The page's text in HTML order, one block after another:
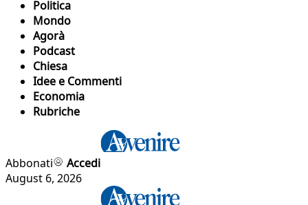
Politica
Mondo
Agorà
Podcast
Chiesa
Idee e Commenti
Economia
Rubriche
Abbonati
Accedi
August 6, 2026